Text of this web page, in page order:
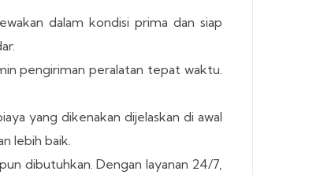
dalam kondisi prima dan siap
pengiriman peralatan tepat waktu.
yang dikenakan dijelaskan di awal
lebih baik.
dibutuhkan. Dengan layanan 24/7,